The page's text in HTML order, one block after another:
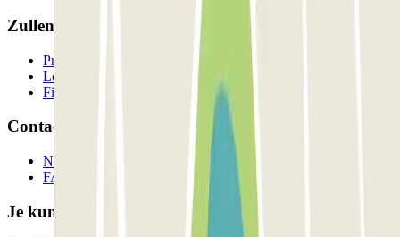
Zullen we samenwerken?
Professionals
Leverancier parkeren
Filialen
Contact
Neem contact met ons op
FAQ
Je kunt deze betaalmethoden gebruiken: